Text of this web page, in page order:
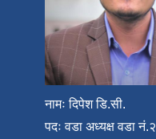
नामः दिपेश डि.सी.
पदः वडा अध्यक्ष वडा नं.२